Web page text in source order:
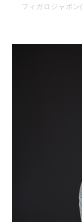
フィガロジャポ